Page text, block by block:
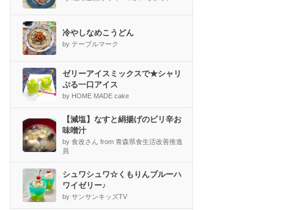
冷やしなめこうどん
by テーブルマーク
ゼリーアイスミックスで★シャリ
ぷる一口アイス
by HOME MADE cake
【減塩】なすと絹揚げのピリ辛お
味噌汁
by 食改さん from 青森県食生活改善推進
員
シュワシュワ☆くもりんブルーハ
ワイゼリー♪
by サンサンキッズTV